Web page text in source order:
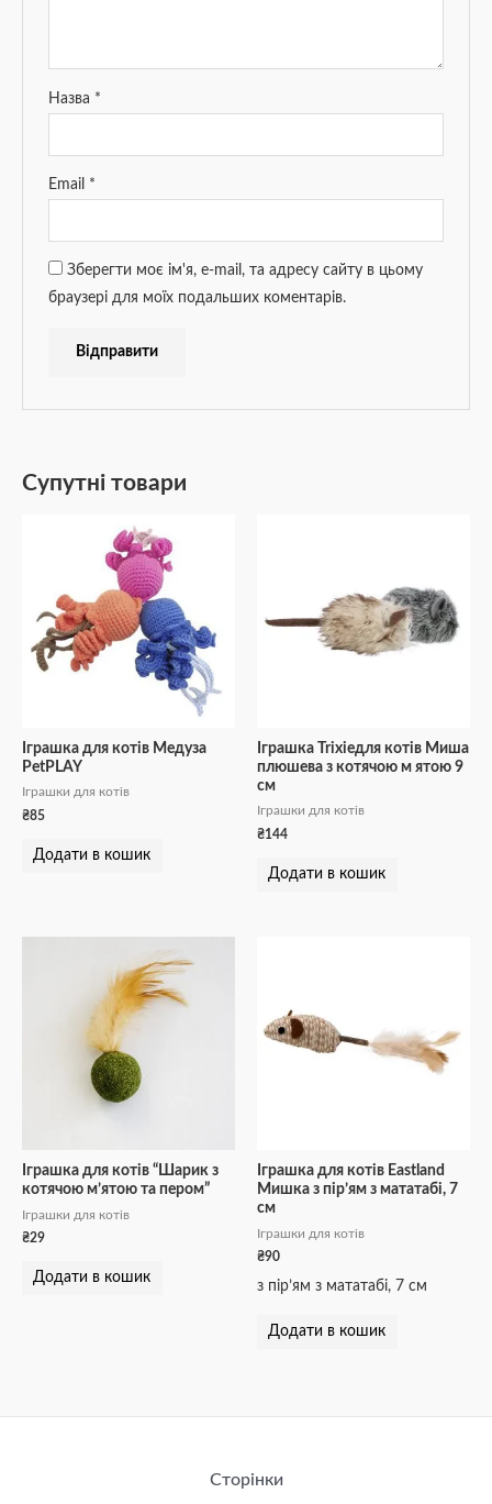
Назва *
Email *
Зберегти моє ім'я, e-mail, та адресу сайту в цьому
браузері для моїх подальших коментарів.
Супутні товари
Іграшка для котів Медуза
PetPLAY
Іграшки для котів
₴85
Додати в кошик
Іграшка Trixieдля котів Миша
плюшева з котячою м ятою 9
см
Іграшки для котів
₴144
Додати в кошик
Іграшка для котів “Шарик з
котячою м’ятою та пером”
Іграшки для котів
₴29
Додати в кошик
Іграшка для котів Eastland
Мишка з пір’ям з мататабі, 7
см
Іграшки для котів
₴90
з пір’ям з мататабі, 7 см
Додати в кошик
Сторінки